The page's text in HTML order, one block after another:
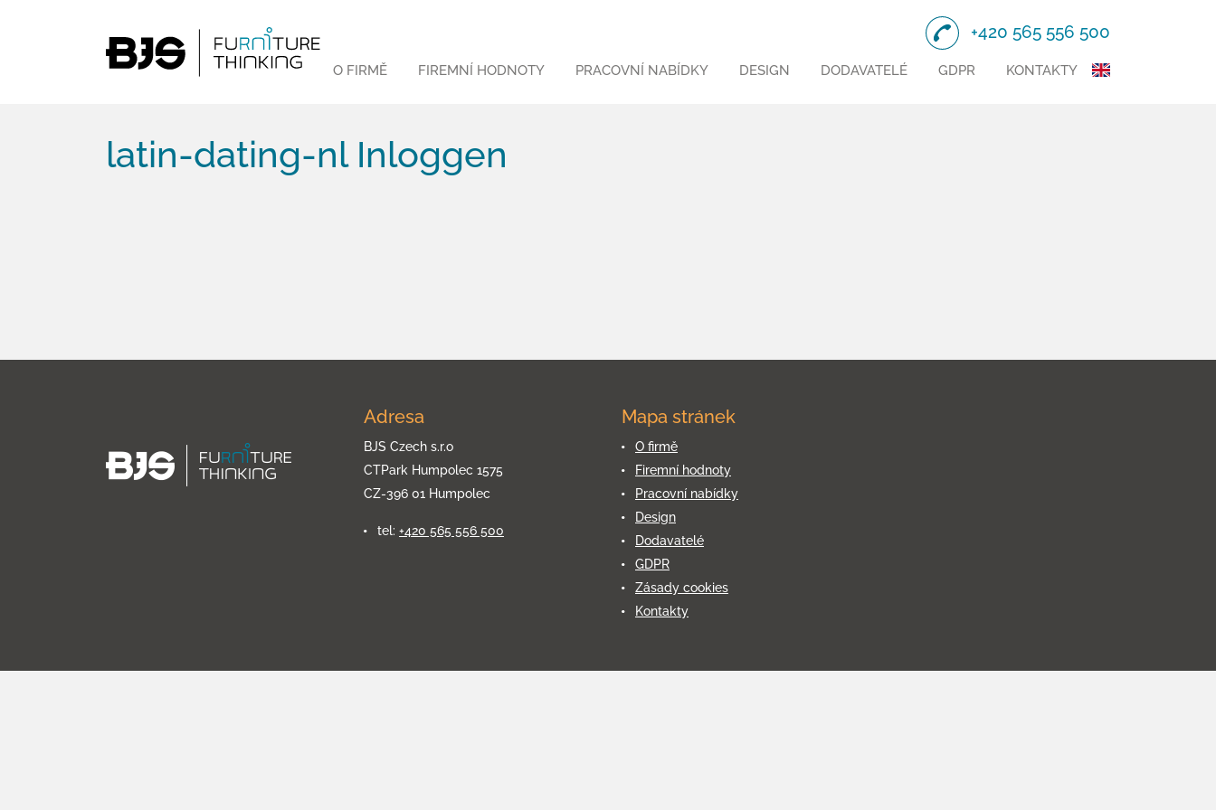
+420 565 556 500
O FIRMĚ FIREMNÍ HODNOTY PRACOVNÍ NABÍDKY DESIGN DODAVATELÉ GDPR KONTAKTY
latin-dating-nl Inloggen
Adresa
BJS Czech s.r.o
CTPark Humpolec 1575
CZ-396 01 Humpolec
tel: +420 565 556 500
Mapa stránek
O firmě
Firemní hodnoty
Pracovní nabídky
Design
Dodavatelé
GDPR
Zásady cookies
Kontakty